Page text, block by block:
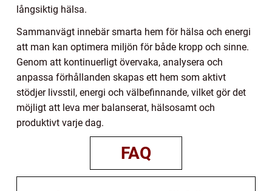
långsiktig hälsa.
Sammanvägt innebär smarta hem för hälsa och energi
att man kan optimera miljön för både kropp och sinne.
Genom att kontinuerligt övervaka, analysera och
anpassa förhållanden skapas ett hem som aktivt
stödjer livsstil, energi och välbefinnande, vilket gör det
möjligt att leva mer balanserat, hälsosamt och
produktivt varje dag.
FAQ